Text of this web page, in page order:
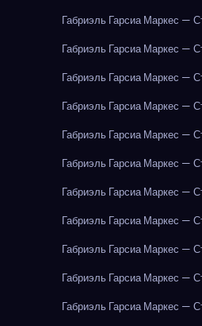
Габриэль Гарсиа Маркес —
Габриэль Гарсиа Маркес —
Габриэль Гарсиа Маркес —
Габриэль Гарсиа Маркес —
Габриэль Гарсиа Маркес —
Габриэль Гарсиа Маркес —
Габриэль Гарсиа Маркес —
Габриэль Гарсиа Маркес —
Габриэль Гарсиа Маркес —
Габриэль Гарсиа Маркес —
Габриэль Гарсиа Маркес —